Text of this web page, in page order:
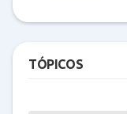
TÓPICOS